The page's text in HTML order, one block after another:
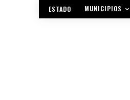
ESTADO MUNICIPIOS